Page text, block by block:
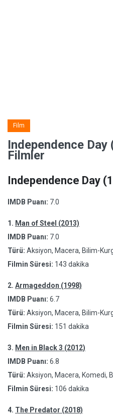
Film
Independence
Filmler
Independence Day
IMDB Puanı: 7.0
1. Man of Steel (2013)
IMDB Puanı: 7.0
Türü: Aksiyon, Macera, Bilim-
Filmin Süresi: 143 dakika
2. Armageddon (1998)
IMDB Puanı: 6.7
Türü: Aksiyon, Macera, Bilim-
Filmin Süresi: 151 dakika
3. Men in Black 3 (2012)
IMDB Puanı: 6.8
Türü: Aksiyon, Macera, Komedi,
Filmin Süresi: 106 dakika
4. The Predator (2018)